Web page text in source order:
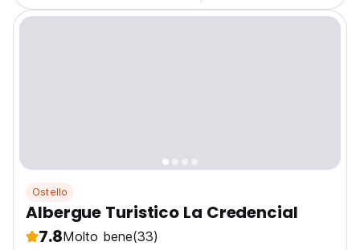
Ostello
Albergue Turistico La Credencial
7.8Molto bene(33)